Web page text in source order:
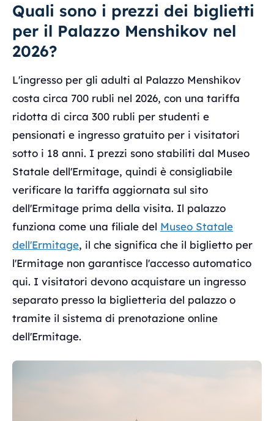
Quali sono i prezzi dei biglietti
per il Palazzo Menshikov nel
2026?
L'ingresso per gli adulti al Palazzo Menshikov
costa circa 700 rubli nel 2026, con una tariffa
ridotta di circa 300 rubli per studenti e
pensionati e ingresso gratuito per i visitatori
sotto i 18 anni. I prezzi sono stabiliti dal Museo
Statale dell'Ermitage, quindi è consigliabile
verificare la tariffa aggiornata sul sito
dell'Ermitage prima della visita. Il palazzo
funziona come una filiale del Museo Statale
dell'Ermitage, il che significa che il biglietto per
l'Ermitage non garantisce l'accesso automatico
qui. I visitatori devono acquistare un ingresso
separato presso la biglietteria del palazzo o
tramite il sistema di prenotazione online
dell'Ermitage.